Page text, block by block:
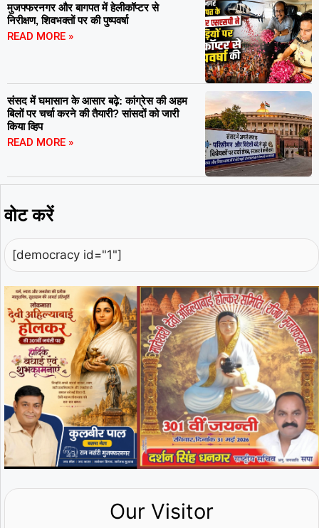
मुजफ्फरनगर और बागपत में हेलीकॉप्टर से
निरीक्षण, शिवभक्तों पर की पुष्पवर्षा
READ MORE »
संसद में घमासान के आसार बढ़े: कांग्रेस की अहम
बिलों पर चर्चा करने की तैयारी? सांसदों को जारी
किया व्हिप
READ MORE »
वोट करें
[democracy id="1"]
Our Visitor